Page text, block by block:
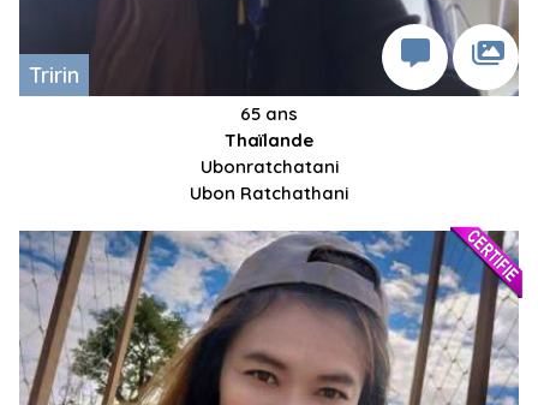
Tririn
65 ans
Thaïlande
Ubonratchatani
Ubon Ratchathani